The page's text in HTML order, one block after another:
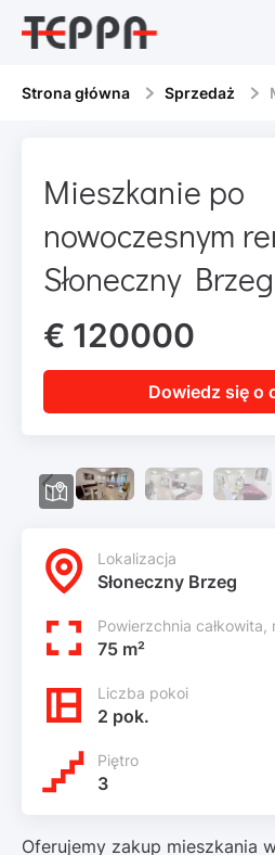
Strona główna Sprzedaż
Mieszkanie po
nowoczesnym
Słoneczny Brzeg
€ 120000
Dowiedz się o
Lokalizacja
Słoneczny Brzeg
Powierzchnia całkowita,
75 m²
Liczba pokoi
2 pok.
Piętro
3
Oferujemy zakup mieszkania